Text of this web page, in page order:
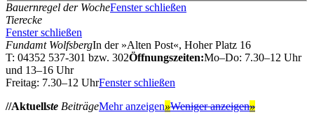
Bauernregel der WocheFenster schließen
Tierecke
Fenster schließen
Fundamt WolfsbergIn der »Alten Post«, Hoher Platz 16
T: 04352 537-301 bzw. 302Öffnungszeiten:Mo–Do: 7.30–12 Uhr
und 13–16 Uhr
Freitag: 7.30–12 UhrFenster schließen
//Aktuellste BeiträgeMehr anzeigen»Weniger anzeigen»